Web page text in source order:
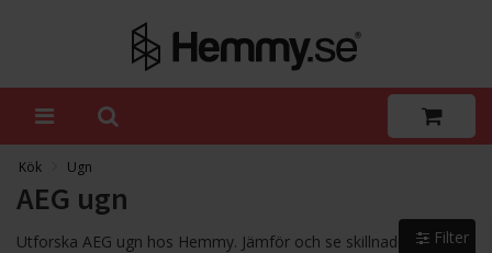
Kök Ugn
AEG ugn
Utforska AEG ugn hos Hemmy. Jämför och se skillnader i
Filter